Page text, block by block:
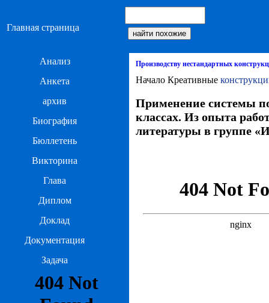
Главная страница
Анализ
Анкета
архив
Биография
Бюллетень
Викторина
Глава
Диплом
Доклад
Документация
Задача
Производству нестандартных
Начало Креативные
Применение системы
классах. Из опыта
литературы в группе